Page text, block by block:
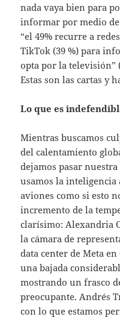
nada vaya bien para
informar por medio de
“el 49% recurre a
TikTok (39 %) para
opta por la televisión”
Estas son las cartas y
Lo que es
Mientras buscamos
del calentamiento
dejamos pasar
usamos la
aviones como si esto
incremento de la
clarísimo: Alexandria
la cámara de
data center de Meta
una bajada
mostrando un frasco
preocupante. Andrés
con lo que estamos